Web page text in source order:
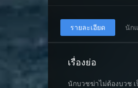
รายละเอียด นัก
เรื่องย่อ
นักบวชฆ่าไม่ต้องบวช